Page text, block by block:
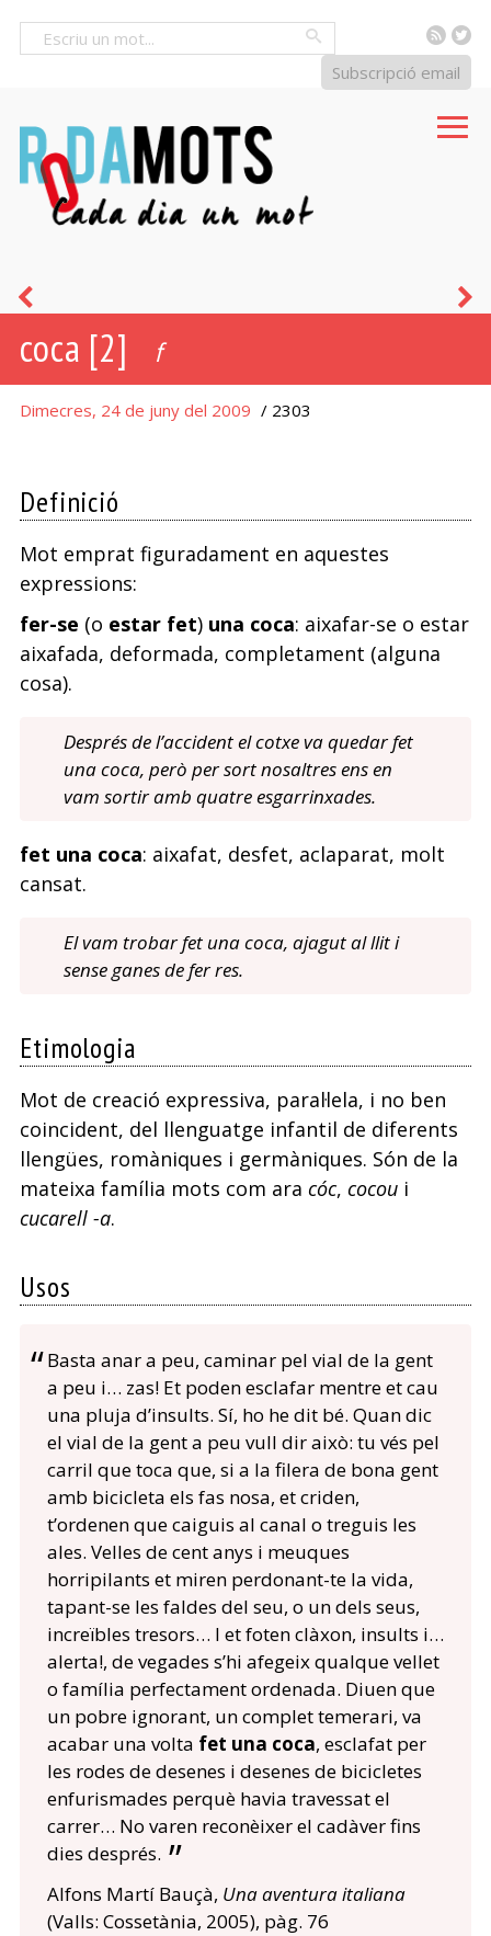
RSS
Subscripció email
coca [2] f
Dimecres, 24 de juny del 2009 / 2303
Definició
Mot emprat figuradament en aquestes
expressions:
fer-se (o estar fet) una coca: aixafar-se o estar
aixafada, deformada, completament (alguna
cosa).
Després de l’accident el cotxe va quedar fet
una coca, però per sort nosaltres ens en
vam sortir amb quatre esgarrinxades.
fet una coca: aixafat, desfet, aclaparat, molt
cansat.
El vam trobar fet una coca, ajagut al llit i
sense ganes de fer res.
Etimologia
Mot de creació expressiva, paral·lela, i no ben
coincident, del llenguatge infantil de diferents
llengües, romàniques i germàniques. Són de la
mateixa família mots com ara cóc, cocoui
cucarell -a.
Usos
Basta anar a peu, caminar pel vial de la gent
a peu i… zas! Et poden esclafar mentre et cau
una pluja d’insults. Sí, ho he dit bé. Quan dic
el vial de la gent a peu vull dir això: tu vés pel
carril que toca que, si a la filera de bona gent
amb bicicleta els fas nosa, et criden,
t’ordenen que caiguis al canal o treguis les
ales. Velles de cent anys i meuques
horripilants et miren perdonant-te la vida,
tapant-se les faldes del seu, o un dels seus,
increïbles tresors… I et foten clàxon, insults i…
alerta!, de vegades s’hi afegeix qualque vellet
o família perfectament ordenada. Diuen que
un pobre ignorant, un complet temerari, va
acabar una volta fet una coca, esclafat per
les rodes de desenes i desenes de bicicletes
enfurismades perquè havia travessat el
carrer… No varen reconèixer el cadàver fins
dies després.
Alfons Martí Bauçà, Una aventura italiana
(Valls: Cossetània, 2005), pàg. 76
melindro
[2]